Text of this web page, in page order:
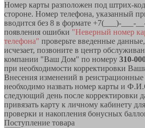
Номер карты разположен под штрих-
стороне. Номер телефона, указанный
вводится без 8 в формате +7(___)-___-
появления ошибки "Неверный номер
телефона" проверьте введенные
исчезает, позвоните в центр
компании "Ваш Дом" по номеру 310-
при необходимости корректировки
Внесения изменений в
необходимо назвать номер карты и
следующий день после корректировки
привязать карту к личному кабинету
проверки и накопления бонусных
Поступление товара